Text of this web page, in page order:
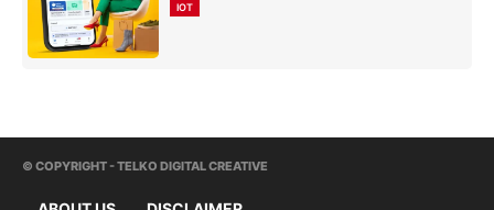
IOT
© COPYRIGHT - TELKO DIGITAL CREATIVE